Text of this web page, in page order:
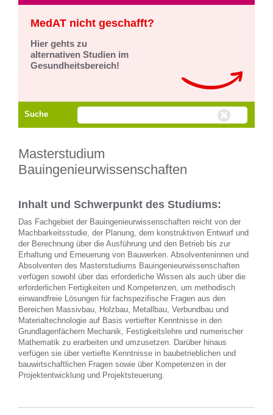
MedAT nicht geschafft?
Hier gehts zu
alternativen Studien im
Gesundheitsbereich!
Suche
Masterstudium
Bauingenieurwissenschaften
Inhalt und Schwerpunkt des Studiums:
Das Fachgebiet der Bauingenieurwissenschaften reicht von der
Machbarkeitsstudie, der Planung, dem konstruktiven Entwurf und
der Berechnung über die Ausführung und den Betrieb bis zur
Erhaltung und Erneuerung von Bauwerken. Absolventeninnen und
Absolventen des Masterstudiums Bauingenieurwissenschaften
verfügen sowohl über das erforderliche Wissen als auch über die
erforderlichen Fertigkeiten und Kompetenzen, um methodisch
einwandfreie Lösungen für fachspezifische Fragen aus den
Bereichen Massivbau, Holzbau, Metallbau, Verbundbau und
Materialtechnologie auf Basis vertiefter Kenntnisse in den
Grundlagenfächern Mechanik, Festigkeitslehre und numerischer
Mathematik zu erarbeiten und umzusetzen. Darüber hinaus
verfügen sie über vertiefte Kenntnisse in baubetrieblichen und
bauwirtschaftlichen Fragen sowie über Kompetenzen in der
Projektentwicklung und Projektsteuerung.